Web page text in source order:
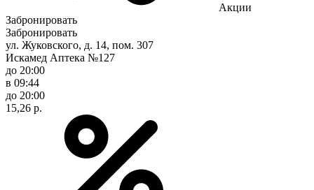
Акции
Забронировать
Забронировать
ул. Жуковского, д. 14, пом. 307
Искамед Аптека №127
до 20:00
в 09:44
до 20:00
15,26 р.